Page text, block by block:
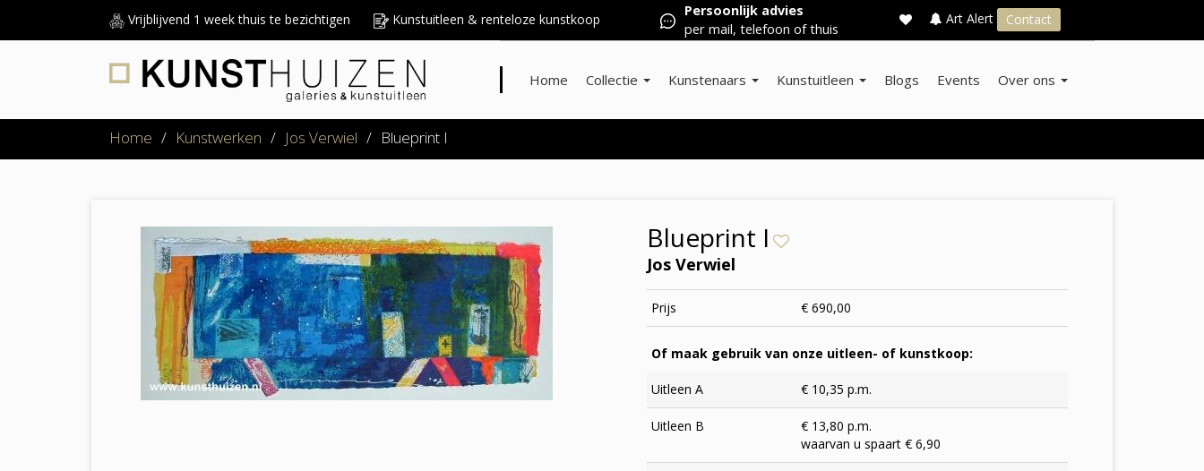
Vrijblijvend 1 week thuis te bezichtigen Kunstuitleen & renteloze kunstkoop
Persoonlijk advies
per mail, telefoon of thuis
Art Alert Contact
Home Collectie Kunstenaars Kunstuitleen Blogs Events Over ons
Home / Kunstwerken / Jos Verwiel / Blueprint I
Blueprint I
Jos Verwiel
Prijs € 690,00
Of maak gebruik van onze uitleen- of kunstkoop:
Uitleen A € 10,35 p.m.
Uitleen B
€ 13,80 p.m.
waarvan u spaart € 6,90